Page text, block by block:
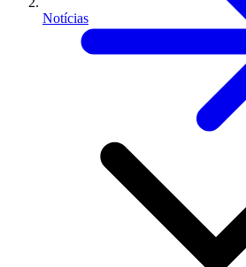
Notícias